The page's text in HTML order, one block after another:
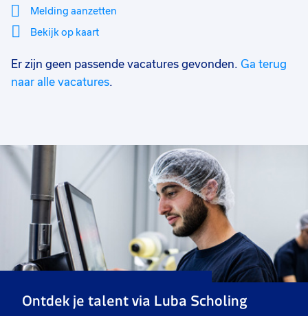
Melding aanzetten
Bekijk op kaart
Sluiten
Er zijn geen passende vacatures gevonden. Ga terug
naar alle vacatures.
Ontdek je talent via Luba Scholing